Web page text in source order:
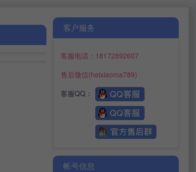
客户服务
客服电话：18172892607
售后微信(heixiaoma789)
客服QQ ：
帐号信息